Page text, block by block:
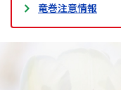
竜巻注意情報